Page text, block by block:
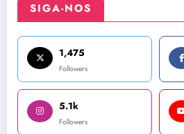
SIGA-NOS
1,475
Followers
5.1k
Followers